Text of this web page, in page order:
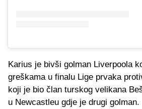
Karius je bivši golman Liverpoola
greškama u finalu Lige prvaka
koji je bio član turskog velikana
u Newcastleu gdje je drugi golman.